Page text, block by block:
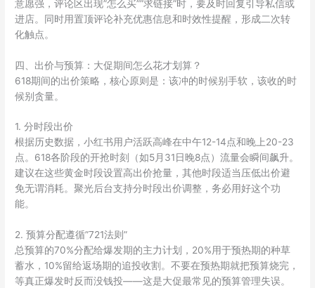
意愿强，评论区出现”怎么买””求链接”时，要及时回复引导私信或
进店。同时用置顶评论补充优惠信息和时效性提醒，形成二次转
化触点。
四、出价与预算：大促期间怎么花才划算？
618期间的出价策略，核心原则是：该冲的时候别手软，该收的时
候别贪量。
1. 分时段出价
根据历史数据，小红书用户活跃高峰在中午12-14点和晚上20-23
点。618各阶段的开抢时刻（如5月31日晚8点）流量会瞬间飙升。
建议在这些黄金时段设置高出价抢量，其他时段适当压低出价避
免无谓消耗。聚光后台支持分时段出价调整，务必用好这个功
能。
2. 预算分配遵循”721法则”
总预算的70%分配给爆发期的主力计划，20%用于预热期的种草
蓄水，10%留给返场期的追投收割。不要在预热期就把预算烧完，
等真正爆发时反而没钱投——这是大促最常见的预算管理失误。